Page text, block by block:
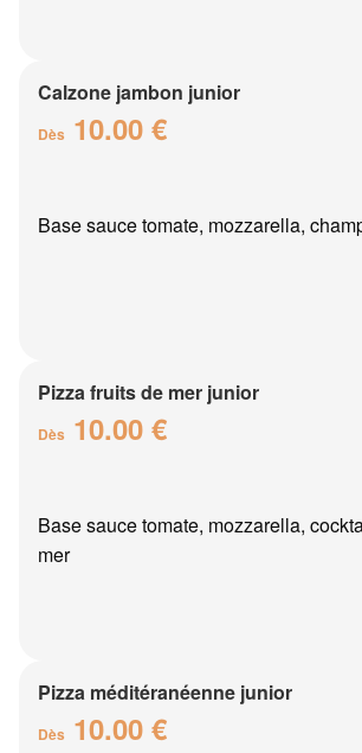
Calzone jambon junior
Dès 10.00 €
Base sauce tomate, mozzarella,
Pizza fruits de mer junior
Dès 10.00 €
Base sauce tomate, mozzarella,
mer
Pizza méditéranéenne junior
Dès 10.00 €